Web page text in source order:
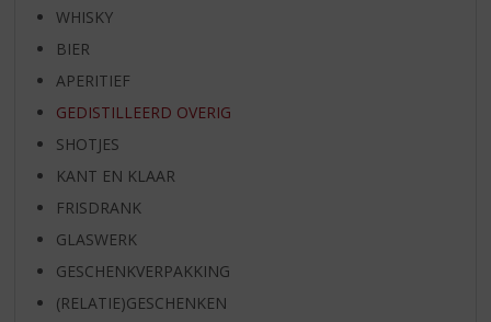
WHISKY
BIER
APERITIEF
GEDISTILLEERD OVERIG
SHOTJES
KANT EN KLAAR
FRISDRANK
GLASWERK
GESCHENKVERPAKKING
(RELATIE)GESCHENKEN